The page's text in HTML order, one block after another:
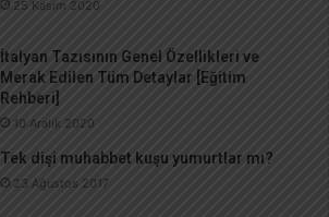
25 Kasım 2020
İtalyan Tazısının Genel Özellikleri ve
Merak Edilen Tüm Detaylar [Eğitim
Rehberi]
10 Aralık 2020
Tek dişi muhabbet kuşu yumurtlar mı?
23 Ağustos 2017